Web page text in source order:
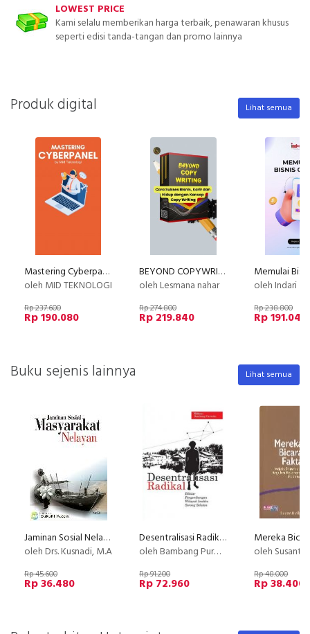
LOWEST PRICE
Kami selalu memberikan harga terbaik, penawaran khusus
seperti edisi tanda-tangan dan promo lainnya
Produk digital Lihat semua
Mastering Cyberpanel
oleh MID TEKNOLOGI
Rp 237.600
Rp 190.080
BEYOND COPYWRITING (E-Course)
oleh Lesmana nahar
Rp 274.800
Rp 219.840
Memulai
oleh Indari
Rp 238.800
Rp 191.040
Buku sejenis lainnya Lihat semua
Jaminan Sosial Nelayan
oleh Drs. Kusnadi, M.A
Rp 45.600
Rp 36.480
Desentralisasi Radikal: Ikhtiar Pengembangan Wilayah Imekko, Sorong Selatan
oleh Bambang Purwoko
Rp 91.200
Rp 72.960
oleh Susanti
Rp 48.000
Rp 38.400